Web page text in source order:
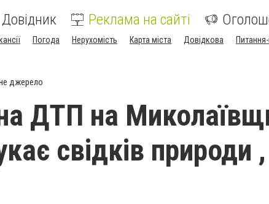
Довідник Реклама на сайті
Погода Нерухомість Карта міста Довідкова
джерело
ДТП на
свідків природи